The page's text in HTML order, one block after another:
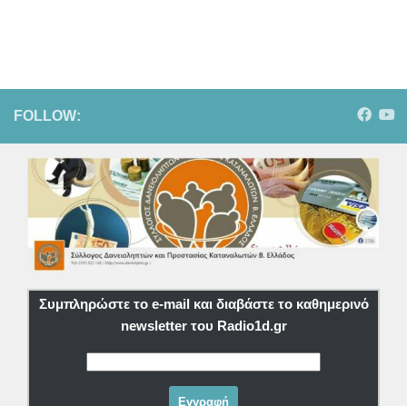
FOLLOW:
Συμπληρώστε το e-mail και διαβάστε το καθημερινό
newsletter του Radio1d.gr